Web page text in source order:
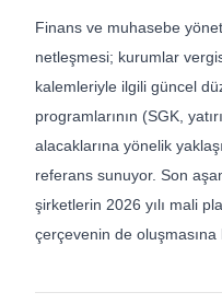
Finans ve muhasebe
netleşmesi; kurumlar
kalemleriyle ilgili güncel
programlarının (SGK,
alacaklarına yönelik
referans sunuyor. Son
şirketlerin 2026 yılı mali
çerçevenin de oluşmasına